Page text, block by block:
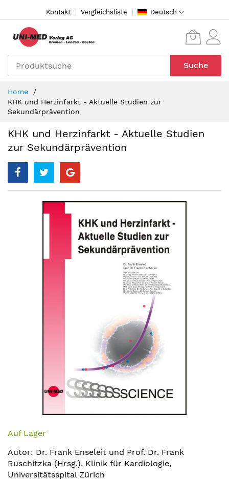
Inhalt
Kontakt Vergleichsliste Deutsch
Suche
Home
KHK und Herzinfarkt - Aktuelle Studien zur
Sekundärprävention
KHK und Herzinfarkt - Aktuelle Studien
zur Sekundärprävention
Anfang
Bildergalerie
springen
Auf Lager
Autor: Dr. Frank Enseleit und Prof. Dr. Frank
Ruschitzka (Hrsg.), Klinik für Kardiologie,
Universitätsspital Zürich